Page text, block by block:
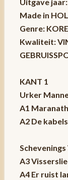
Made in
Genre:
Kwaliteit:
KANT 1
Urker
A1
A2 De
A3
A4 Er ruist